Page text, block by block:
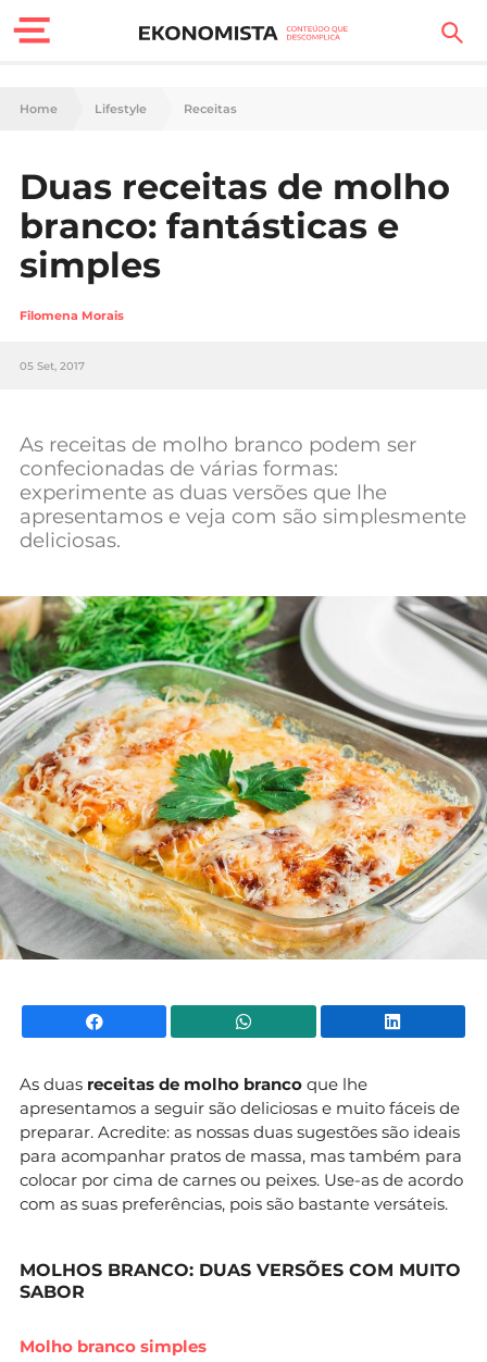
Finanças Pessoais
Carreira
Casa
Lifestyle
Sociedade
Negócios
Mundial 2026
Home Lifestyle Receitas
Duas receitas de molho
branco: fantásticas e
simples
Filomena Morais
05 Set, 2017
As receitas de molho branco podem ser
confecionadas de várias formas:
experimente as duas versões que lhe
apresentamos e veja com são simplesmente
deliciosas.
Facebook WhatsApp
As duas receitas de molho branco que lhe
apresentamos a seguir são deliciosas e muito fáceis de
preparar. Acredite: as nossas duas sugestões são ideais
para acompanhar pratos de massa, mas também para
colocar por cima de carnes ou peixes. Use-as de acordo
com as suas preferências, pois são bastante versáteis.
MOLHOS BRANCO: DUAS VERSÕES COM MUITO
SABOR
Molho branco simples